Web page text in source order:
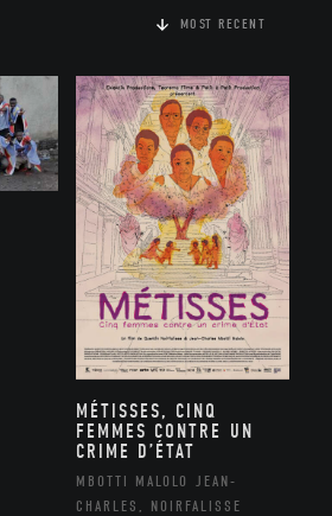
MOST RECENT
MÉTISSES, CINQ
FEMMES CONTRE UN
CRIME D’ÉTAT
MBOTTI MALOLO JEAN-
CHARLES, NOIRFALISSE